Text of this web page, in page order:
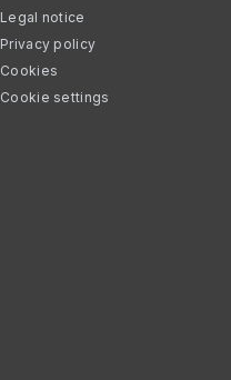
Legal notice
Privacy policy
Cookies
Cookie settings